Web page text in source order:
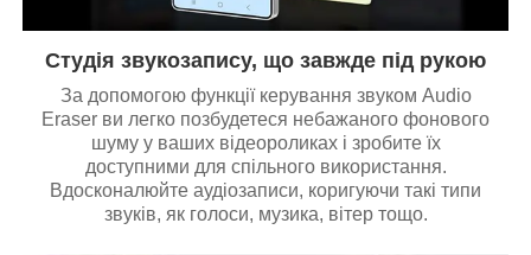
Студія звукозапису, що завжде під рукою
За допомогою функції керування звуком Audio
Eraser ви легко позбудетеся небажаного фонового
шуму у ваших відеороликах і зробите їх
доступними для спільного використання.
Вдосконалюйте аудіозаписи, коригуючи такі типи
звуків, як голоси, музика, вітер тощо.